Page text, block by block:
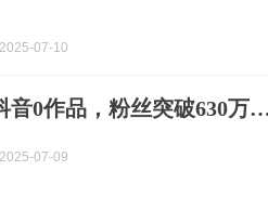
07-10
音0作品，粉丝突破630
07-09